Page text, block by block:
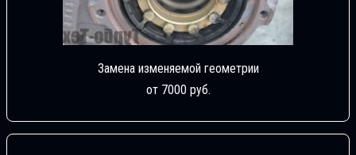
Замена изменяемой геометрии
от 7000 руб.